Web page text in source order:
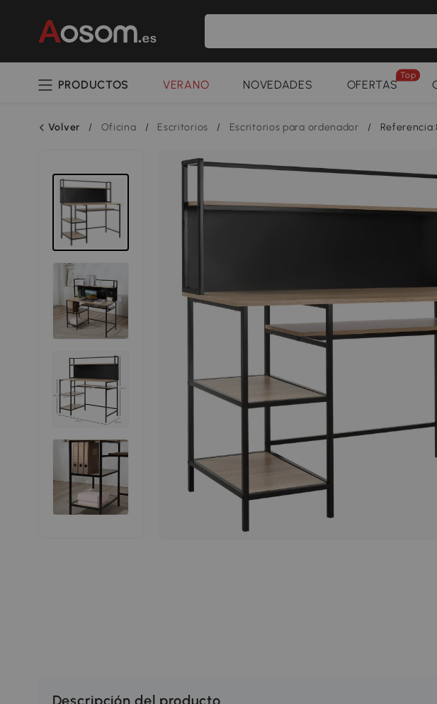
PRODUCTOS VERANO NOVEDADES OFERTAS
Top
Volver / Oficina / Escritorios / Escritorios para ordenador /
Descripción del producto